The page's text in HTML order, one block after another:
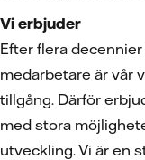
Vi erbjuder
Efter flera
medarbetare är vår
tillgång. Därför
med stora
utveckling. Vi är en